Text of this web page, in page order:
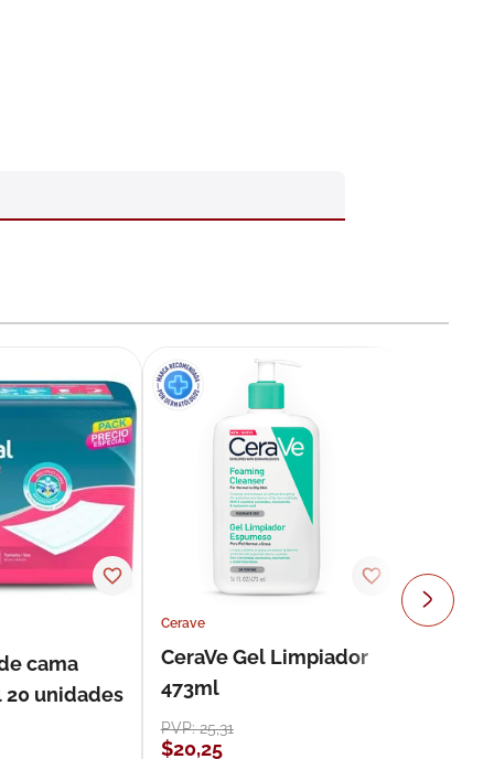
cama
unidades
Cerave
CeraVe Gel Limpiador
473ml
PVP:25,31
$20,25